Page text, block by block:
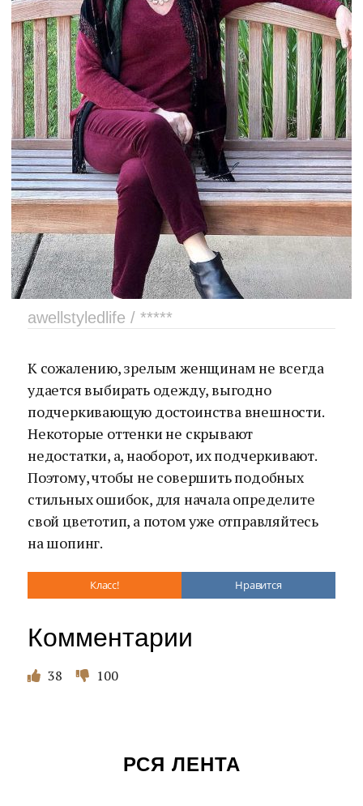
awellstyledlife / *****
К сожалению, зрелым женщинам не всегда
удается выбирать одежду, выгодно
подчеркивающую достоинства внешности.
Некоторые оттенки не скрывают
недостатки, а, наоборот, их подчеркивают.
Поэтому, чтобы не совершить подобных
стильных ошибок, для начала определите
свой цветотип, а потом уже отправляйтесь
на шопинг.
Класс! Нравится
Комментарии
38 100
РСЯ ЛЕНТА